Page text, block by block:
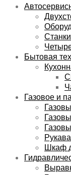
Бытовая
Газовое и
Шкаф